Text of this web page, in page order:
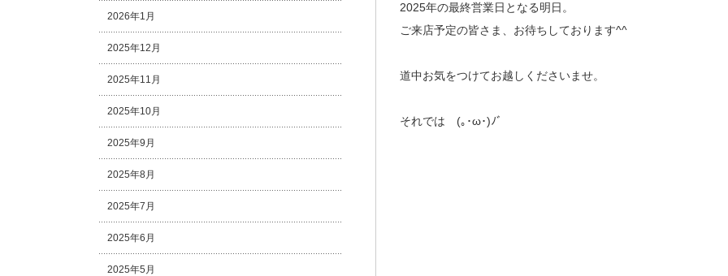
2025年の最終営業日となる明日。
ご来店予定の皆さま、お待ちしております^^
道中お気をつけてお越しくださいませ。
それでは (｡･ω･)ﾉﾞ
2026年1月
2025年12月
2025年11月
2025年10月
2025年9月
2025年8月
2025年7月
2025年6月
2025年5月